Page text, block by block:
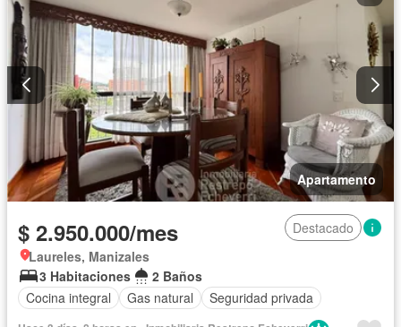
Apartamento
$ 2.950.000/mes
Destacado
Laureles, Manizales
3 Habitaciones
2 Baños
Cocina integral
Gas natural Seguridad privada